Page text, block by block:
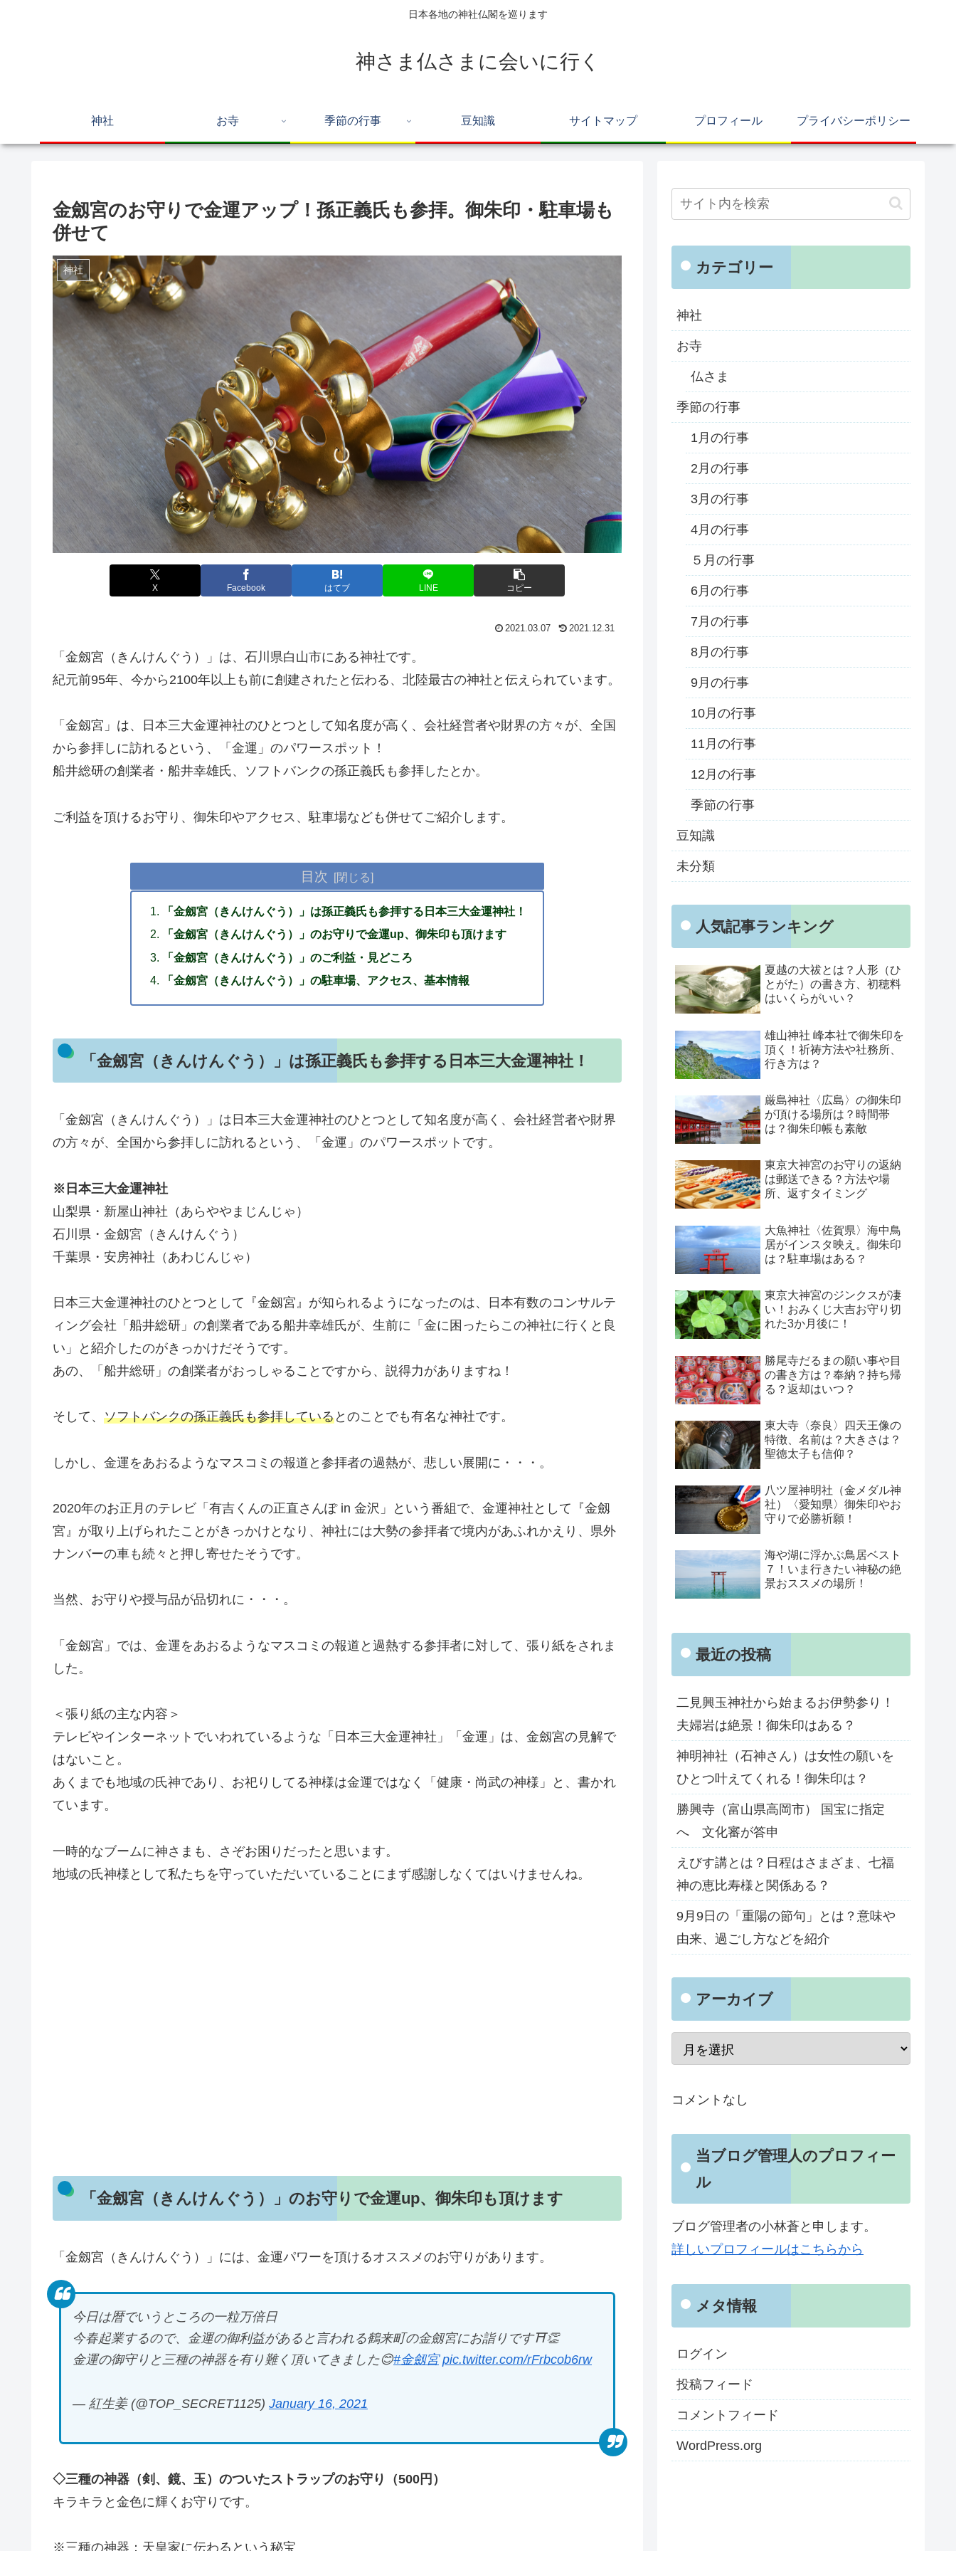
日本各地の神社仏閣を巡ります
神さま仏さまに会いに行く
神社 お寺 季節の行事 豆知識 サイトマップ プロフィール プライバシーポリシー
金劔宮のお守りで金運アップ！孫正義氏も参拝。御朱印・駐車場も
併せて
神社
X Facebook はてブ LINE コピー
2021.03.07 2021.12.31
「金劔宮（きんけんぐう）」は、石川県白山市にある神社です。
紀元前95年、今から2100年以上も前に創建されたと伝わる、北陸最古の神社と伝えられています。
「金劔宮」は、日本三大金運神社のひとつとして知名度が高く、会社経営者や財界の方々が、全国
から参拝しに訪れるという、「金運」のパワースポット！
船井総研の創業者・船井幸雄氏、ソフトバンクの孫正義氏も参拝したとか。
ご利益を頂けるお守り、御朱印やアクセス、駐車場なども併せてご紹介します。
目次
「金劔宮（きんけんぐう）」は孫正義氏も参拝する日本三大金運神社！
「金劔宮（きんけんぐう）」のお守りで金運up、御朱印も頂けます
「金劔宮（きんけんぐう）」のご利益・見どころ
「金劔宮（きんけんぐう）」の駐車場、アクセス、基本情報
「金劔宮（きんけんぐう）」は孫正義氏も参拝する日本三大金運神社！
「金劔宮（きんけんぐう）」は日本三大金運神社のひとつとして知名度が高く、会社経営者や財界
の方々が、全国から参拝しに訪れるという、「金運」のパワースポットです。
※日本三大金運神社
山梨県・新屋山神社（あらややまじんじゃ）
石川県・金劔宮（きんけんぐう）
千葉県・安房神社（あわじんじゃ）
日本三大金運神社のひとつとして『金劔宮』が知られるようになったのは、日本有数のコンサルテ
ィング会社「船井総研」の創業者である船井幸雄氏が、生前に「金に困ったらこの神社に行くと良
い」と紹介したのがきっかけだそうです。
あの、「船井総研」の創業者がおっしゃることですから、説得力がありますね！
そして、 ソフトバンクの孫正義氏も参拝しているとのことでも有名な神社です。
しかし、金運をあおるようなマスコミの報道と参拝者の過熱が、悲しい展開に・・・。
2020年のお正月のテレビ「有吉くんの正直さんぽ in 金沢」という番組で、金運神社として『金劔
宮』が取り上げられたことがきっかけとなり、神社には大勢の参拝者で境内があふれかえり、県外
ナンバーの車も続々と押し寄せたそうです。
当然、お守りや授与品が品切れに・・・。
「金劔宮」では、金運をあおるようなマスコミの報道と過熱する参拝者に対して、張り紙をされま
した。
＜張り紙の主な内容＞
テレビやインターネットでいわれているような「日本三大金運神社」「金運」は、金劔宮の見解で
はないこと。
あくまでも地域の氏神であり、お祀りしてる神様は金運ではなく「健康・尚武の神様」と、書かれ
ています。
一時的なブームに神さまも、さぞお困りだったと思います。
地域の氏神様として私たちを守っていただいていることにまず感謝しなくてはいけませんね。
「金劔宮（きんけんぐう）」のお守りで金運up、御朱印も頂けます
「金劔宮（きんけんぐう）」には、金運パワーを頂けるオススメのお守りがあります。
今日は暦でいうところの一粒万倍日
今春起業するので、金運の御利益があると言われる鶴来町の金劔宮にお詣りです⛩👏
金運の御守りと三種の神器を有り難く頂いてきました😊#金劔宮 pic.twitter.com/rFrbcob6rw
— 紅生姜 (@TOP_SECRET1125) January 16, 2021
◇三種の神器（剣、鏡、玉）のついたストラップのお守り（500円）
キラキラと金色に輝くお守りです。
※三種の神器：天皇家に伝わるという秘宝
カテゴリー
神社
お寺
仏さま
季節の行事
1月の行事
2月の行事
3月の行事
4月の行事
５月の行事
6月の行事
7月の行事
8月の行事
9月の行事
10月の行事
11月の行事
12月の行事
季節の行事
豆知識
未分類
人気記事ランキング
夏越の大祓とは？人形（ひ
とがた）の書き方、初穂料
はいくらがいい？
雄山神社 峰本社で御朱印を
頂く！祈祷方法や社務所、
行き方は？
厳島神社〈広島〉の御朱印
が頂ける場所は？時間帯
は？御朱印帳も素敵
東京大神宮のお守りの返納
は郵送できる？方法や場
所、返すタイミング
大魚神社〈佐賀県〉海中鳥
居がインスタ映え。御朱印
は？駐車場はある？
東京大神宮のジンクスが凄
い！おみくじ大吉お守り切
れた3か月後に！
勝尾寺だるまの願い事や目
の書き方は？奉納？持ち帰
る？返却はいつ？
東大寺〈奈良〉四天王像の
特徴、名前は？大きさは？
聖徳太子も信仰？
八ツ屋神明社（金メダル神
社）〈愛知県〉御朱印やお
守りで必勝祈願！
海や湖に浮かぶ鳥居ベスト
７！いま行きたい神秘の絶
景おススメの場所！
最近の投稿
二見興玉神社から始まるお伊勢参り！
夫婦岩は絶景！御朱印はある？
神明神社（石神さん）は女性の願いを
ひとつ叶えてくれる！御朱印は？
勝興寺（富山県高岡市） 国宝に指定
へ 文化審が答申
えびす講とは？日程はさまざま、七福
神の恵比寿様と関係ある？
9月9日の「重陽の節句」とは？意味や
由来、過ごし方などを紹介
アーカイブ
コメントなし
当ブログ管理人のプロフィー
ル
ブログ管理者の小林蒼と申します。
詳しいプロフィールはこちらから
メタ情報
ログイン
投稿フィード
コメントフィード
WordPress.org